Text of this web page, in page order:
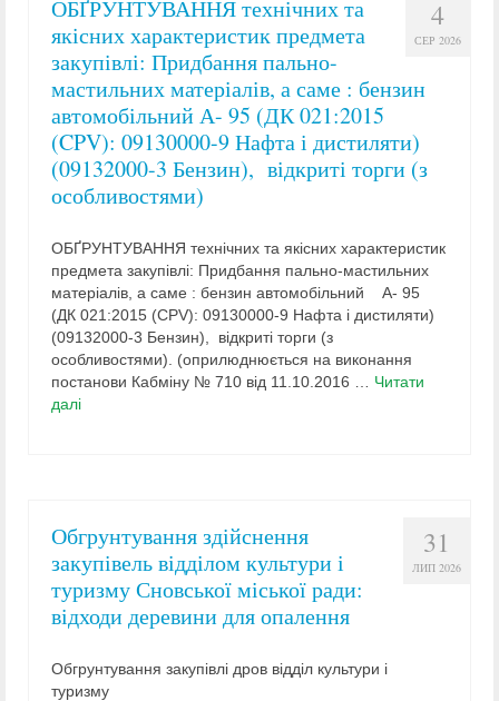
4
СЕР 2026
ОБҐРУНТУВАННЯ технічних та
якісних характеристик предмета
закупівлі: Придбання пально-
мастильних матеріалів, а саме : бензин
автомобільний А- 95 (ДК 021:2015
(CPV): 09130000-9 Нафта і дистиляти)
(09132000-3 Бензин), відкриті торги (з
особливостями)
ОБҐРУНТУВАННЯ технічних та якісних характеристик
предмета закупівлі: Придбання пально-мастильних
матеріалів, а саме : бензин автомобільний А- 95
(ДК 021:2015 (CPV): 09130000-9 Нафта і дистиляти)
(09132000-3 Бензин), відкриті торги (з
особливостями). (оприлюднюється на виконання
постанови Кабміну № 710 від 11.10.2016 … Читати
далі
31
ЛИП 2026
Обгрунтування здійснення
закупівель відділом культури і
туризму Сновської міської ради:
відходи деревини для опалення
Обгрунтування закупівлі дров відділ культури і
туризму